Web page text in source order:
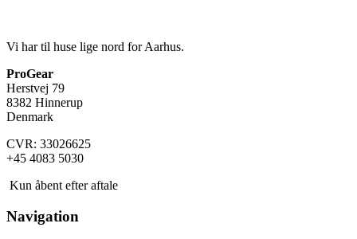
Vi har til huse lige nord for Aarhus.
ProGear
Herstvej 79
8382 Hinnerup
Denmark
CVR: 33026625
+45 4083 5030
Kun åbent efter aftale
Navigation